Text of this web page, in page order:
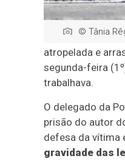
© Tânia
atropelada e
segunda-feira
trabalhava.
O delegado da
prisão do autor
defesa da vítima
gravidade das